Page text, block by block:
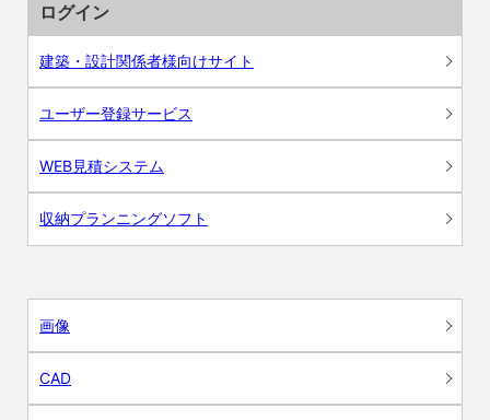
ログイン
建築・設計関係者様向けサイト
ユーザー登録サービス
WEB見積システム
収納プランニングソフト
画像
CAD